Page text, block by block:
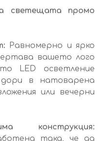
светещата промо
Равномерно и ярко
вашето лого
LED осветление
в натоварена
или вечерни
конструкция:
така, че да